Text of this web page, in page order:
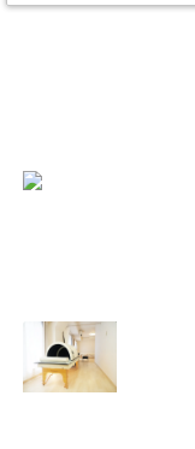
おめでとうござい
ます。年始のダル
さをふっとばす！
（施術と美骨スト